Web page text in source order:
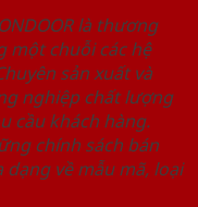
là thương
một chuỗi các hệ
sản xuất và
nghiệp chất lượng
cầu khách hàng.
chính sách bán
dạng về mẫu mã, loại